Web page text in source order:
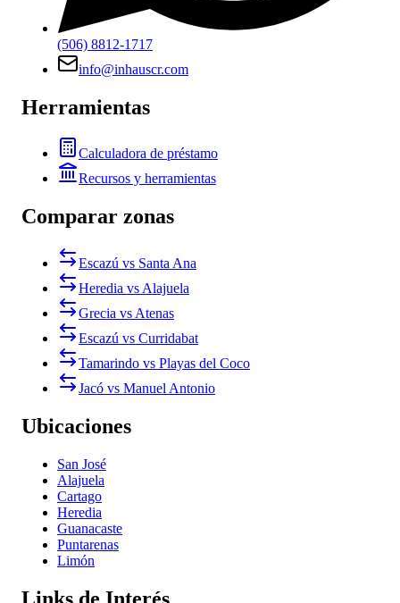
(506) 8812-1717
info@inhauscr.com
Herramientas
Calculadora de préstamo
Recursos y herramientas
Comparar zonas
Escazú vs Santa Ana
Heredia vs Alajuela
Grecia vs Atenas
Escazú vs Curridabat
Tamarindo vs Playas del Coco
Jacó vs Manuel Antonio
Ubicaciones
San José
Alajuela
Cartago
Heredia
Guanacaste
Puntarenas
Limón